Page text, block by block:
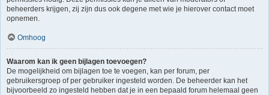
beheerders krijgen, zij zijn dus ook degene met wie je hierover contact moet
opnemen.
Omhoog
Waarom kan ik geen bijlagen toevoegen?
De mogelijkheid om bijlagen toe te voegen, kan per forum, per
gebruikersgroep of per gebruiker ingesteld worden. De beheerder kan het
bijvoorbeeld zo ingesteld hebben dat je in een bepaald forum helemaal geen